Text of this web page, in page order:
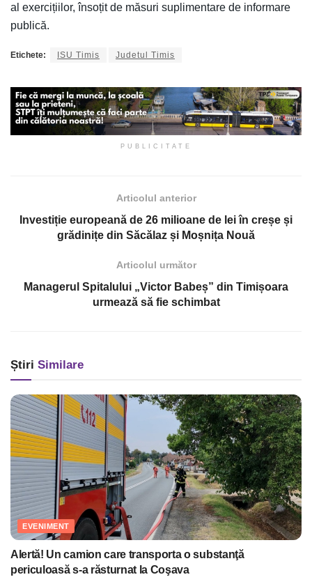
al exercițiilor, însoțit de măsuri suplimentare de informare
publică.
Etichete: ISU Timis Judetul Timis
PUBLICITATE
Articolul anterior
Investiție europeană de 26 milioane de lei în creșe și
grădinițe din Săcălaz și Moșnița Nouă
Articolul următor
Managerul Spitalului „Victor Babeș” din Timișoara
urmează să fie schimbat
Știri Similare
EVENIMENT
Alertă! Un camion care transporta o substanţă
periculoasă s-a răsturnat la Coşava